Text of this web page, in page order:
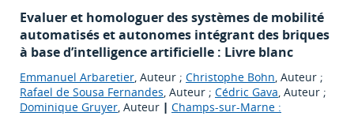
Evaluer et homologuer des systèmes de mobilité
automatisés et autonomes intégrant des briques
à base d’intelligence artificielle : Livre blanc
Emmanuel Arbaretier, Auteur ; Christophe Bohn, Auteur ;
Rafael de Sousa Fernandes, Auteur ; Cédric Gava, Auteur ;
Dominique Gruyer, Auteur | Champs-sur-Marne :